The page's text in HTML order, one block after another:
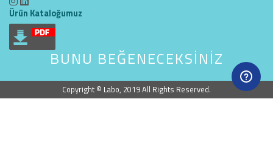
Ürün Kataloğumuz
BUNU BEĞENECEKSİNİZ
Copyright © Labo, 2019 All Rights Reserved.